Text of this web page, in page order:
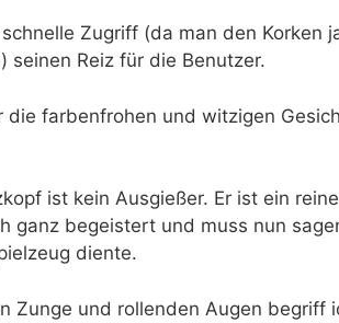
Zugriff (da man den Korken
seinen Reiz für die Benutzer.
die farbenfrohen und witzigen
ist kein Ausgießer. Er ist ein
ganz begeistert und muss nun
diente.
Zunge und rollenden Augen begriff